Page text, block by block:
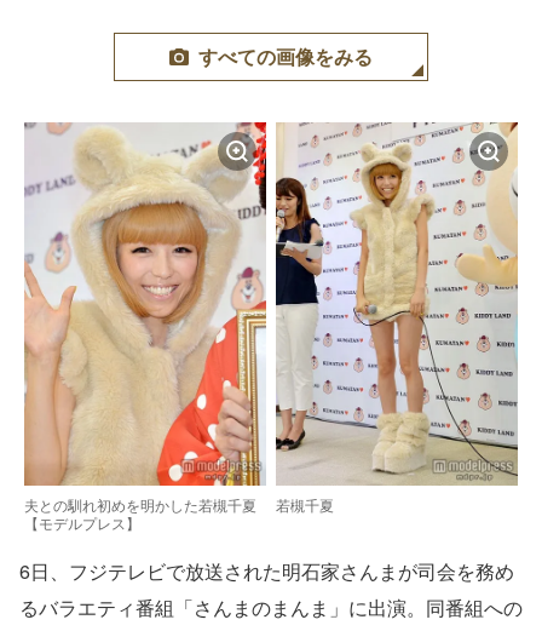
すべての画像をみる
夫との馴れ初めを明かした若槻千夏
【モデルプレス】
若槻千夏
6日、フジテレビで放送された明石家さんまが司会を務め
るバラエティ番組「さんまのまんま」に出演。同番組への